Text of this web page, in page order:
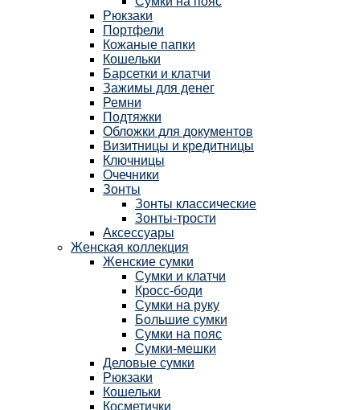
Рюкзаки
Портфели
Кожаные папки
Кошельки
Барсетки и клатчи
Зажимы для денег
Ремни
Подтяжки
Обложки для документов
Визитницы и кредитницы
Ключницы
Очечники
Зонты
Зонты классические
Зонты-трости
Аксессуары
Женская коллекция
Женские сумки
Сумки и клатчи
Кросс-боди
Сумки на руку
Большие сумки
Сумки на пояс
Сумки-мешки
Деловые сумки
Рюкзаки
Кошельки
Косметички